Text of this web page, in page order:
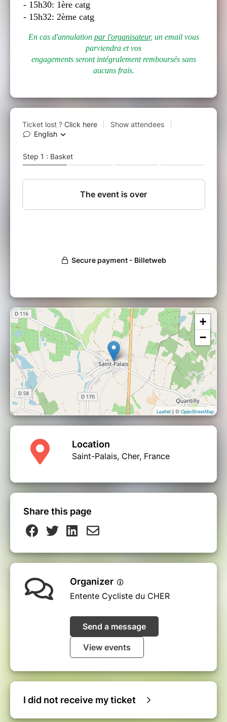
- 15h30: 1ère catg
- 15h32: 2ème catg
En cas d'annulation par l'organisateur, un email vous
parviendra et vos
engagements seront intégralement remboursés sans
aucuns frais.
+
−
Leaflet | ©OpenStreetMap
Location
Saint-Palais, Cher, France
Share this page
Organizer
Entente Cycliste du CHER
Send a message
View events
I did not receive my ticket